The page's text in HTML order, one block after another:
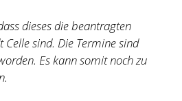
dieses die beantragten
Celle sind. Die Termine sind
Es kann somit noch zu